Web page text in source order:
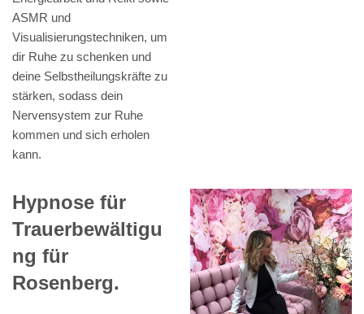
ASMR und
Visualisierungstechniken, um
dir Ruhe zu schenken und
deine Selbstheilungskräfte zu
stärken, sodass dein
Nervensystem zur Ruhe
kommen und sich erholen
kann.
Hypnose für
Trauerbewältigu
ng für
Rosenberg.